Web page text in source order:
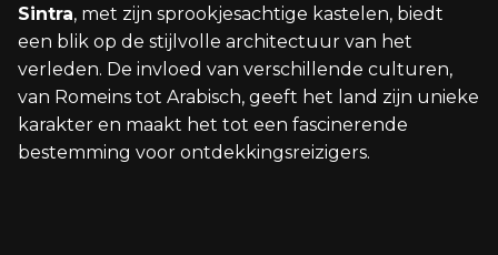
Sintra, met zijn sprookjesachtige kastelen, biedt
een blik op de stijlvolle architectuur van het
verleden. De invloed van verschillende culturen,
van Romeins tot Arabisch, geeft het land zijn unieke
karakter en maakt het tot een fascinerende
bestemming voor ontdekkingsreizigers.